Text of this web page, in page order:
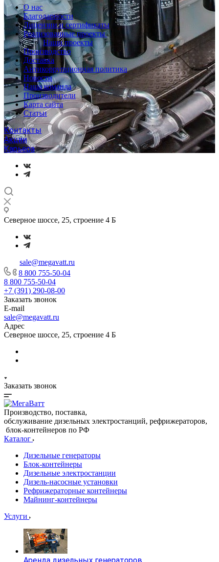
О нас
Благодарности
Лицензии и сертификаты
Реализованные проекты
Наши проекты
Производство
Доставка
Антикоррупционная политика
Новости
Наша команда
Производители
Карта сайта
Статьи
Контакты
Акции
Карьера
Северное шоссе, 25, строение 4 Б
sale@megavatt.ru
8 800 755-50-04
8 800 755-50-04
+7 (391) 290-08-00
Заказать звонок
E-mail
sale@megavatt.ru
Адрес
Северное шоссе, 25, строение 4 Б
Заказать звонок
Производство, поставка,
обслуживание дизельных электростанций, рефрижераторов,
блок-контейнеров по РФ
Каталог
Дизельные генераторы
Блок-контейнеры
Дизельные электростанции
Дизель-насосные установки
Рефрижераторные контейнеры
Майнинг-контейнеры
Услуги